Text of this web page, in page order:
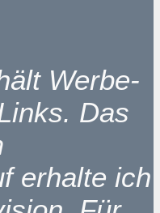
Werbe-
Das
erhalte ich